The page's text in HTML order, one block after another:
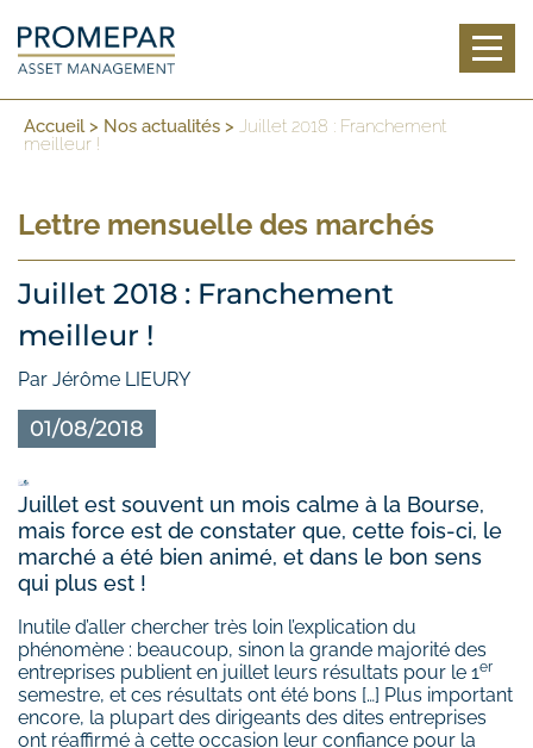
Accueil> Nos actualités > Juillet 2018 : Franchement
meilleur !
Lettre mensuelle des marchés
Juillet 2018 : Franchement
meilleur !
Par Jérôme LIEURY
01/08/2018
Juillet est souvent un mois calme à la Bourse,
mais force est de constater que, cette fois-ci, le
marché a été bien animé, et dans le bon sens
qui plus est !
Inutile d’aller chercher très loin l’explication du
phénomène : beaucoup, sinon la grande majorité des
entreprises publient en juillet leurs résultats pour le 1er
semestre, et ces résultats ont été bons […] Plus important
encore, la plupart des dirigeants des dites entreprises
ont réaffirmé à cette occasion leur confiance pour la